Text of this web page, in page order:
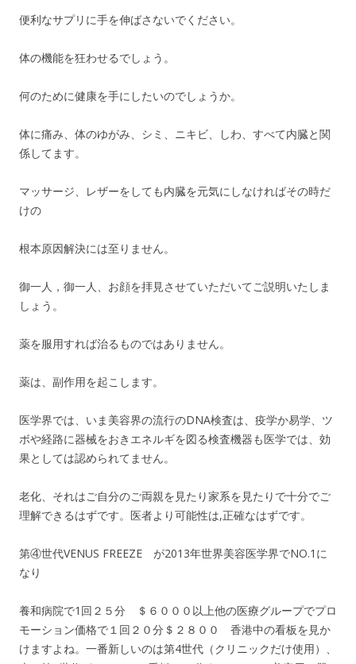
便利なサプリに手を伸ばさないでください。
体の機能を狂わせるでしょう。
何のために健康を手にしたいのでしょうか。
体に痛み、体のゆがみ、シミ、ニキビ、しわ、すべて内臓と関
係してます。
マッサージ、レザーをしても内臓を元気にしなければその時だ
けの
根本原因解決には至りません。
御一人，御一人、お顔を拝見させていただいてご説明いたしま
しょう。
薬を服用すれば治るものではありません。
薬は、副作用を起こします。
医学界では、いま美容界の流行のDNA検査は、疫学か易学、ツ
ボや経路に器械をおきエネルギを図る検査機器も医学では、効
果としては認められてません。
老化、それはご自分のご両親を見たり家系を見たりで十分でご
理解できるはずです。医者より可能性は,正確なはずです。
第④世代VENUS FREEZE が2013年世界美容医学界でNO.1に
なり
養和病院で1回２５分 ＄６０００以上他の医療グループでプロ
モーション価格で１回２０分＄２８００ 香港中の看板を見か
けますよね。一番新しいのは第4世代（クリニックだけ使用）、